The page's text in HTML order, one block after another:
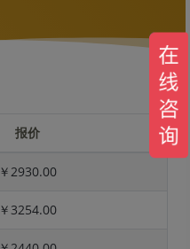
报价
￥2930.00
￥3254.00